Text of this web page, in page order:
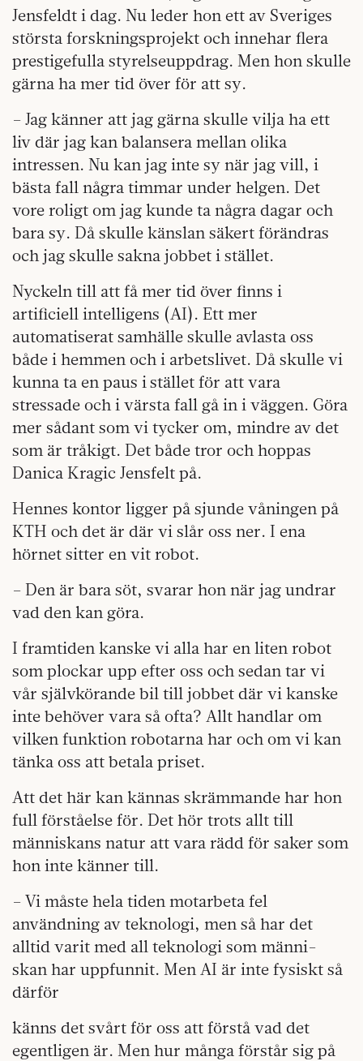
Jensfeldt i dag. Nu leder hon ett av Sveriges
största forskningsprojekt och innehar flera
prestigefulla styrelseuppdrag. Men hon skulle
gärna ha mer tid över för att sy.
– Jag känner att jag gärna skulle vilja ha ett
liv där jag kan balansera mellan olika
intressen. Nu kan jag inte sy när jag vill, i
bästa fall några timmar under helgen. Det
vore roligt om jag kunde ta några dagar och
bara sy. Då skulle känslan säkert förändras
och jag skulle sakna jobbet i stället.
Nyckeln till att få mer tid över finns i
artificiell intelligens (AI). Ett mer
automatiserat samhälle skulle avlasta oss
både i hemmen och i arbetslivet. Då skulle vi
kunna ta en paus i stället för att vara
stressade och i värsta fall gå in i väggen. Göra
mer sådant som vi tycker om, mindre av det
som är tråkigt. Det både tror och hoppas
Danica Kragic Jensfelt på.
Hennes kontor ligger på sjunde våningen på
KTH och det är där vi slår oss ner. I ena
hörnet sitter en vit robot.
– Den är bara söt, svarar hon när jag undrar
vad den kan göra.
I framtiden kanske vi alla har en liten robot
som plockar upp efter oss och sedan tar vi
vår självkörande bil till jobbet där vi kanske
inte behöver vara så ofta? Allt handlar om
vilken funktion robotarna har och om vi kan
tänka oss att betala priset.
Att det här kan kännas skrämmande har hon
full förståelse för. Det hör trots allt till
människans natur att vara rädd för saker som
hon inte känner till.
– Vi måste hela tiden motarbeta fel
användning av teknologi, men så har det
alltid varit med all teknologi som männi-
skan har uppfunnit. Men AI är inte fysiskt så
därför
känns det svårt för oss att förstå vad det
egentligen är. Men hur många förstår sig på